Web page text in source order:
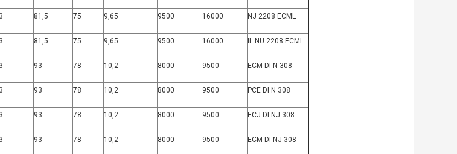
81,5 75 9,65 9500 16000 NJ 2208 ECML
81,5 75 9,65 9500 16000 IL NU 2208 ECML
93 78 10,2 8000 9500 ECM DI N 308
93 78 10,2 8000 9500 PCE DI N 308
93 78 10,2 8000 9500 ECJ DI NJ 308
93 78 10,2 8000 9500 ECM DI NJ 308